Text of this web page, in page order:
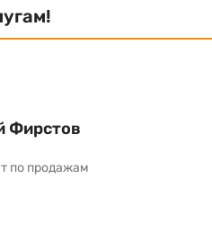
Фирстов
по продажам